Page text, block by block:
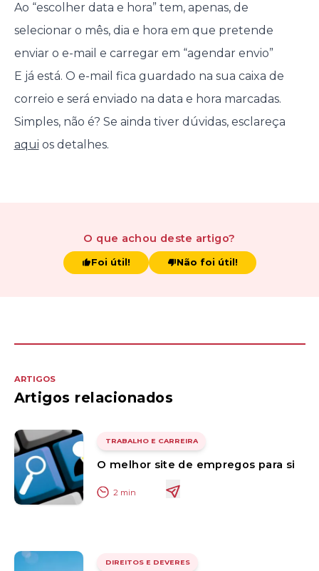
Ao “escolher data e hora” tem, apenas, de
selecionar o mês, dia e hora em que pretende
enviar o e-mail e carregar em “agendar envio”
E já está. O e-mail fica guardado na sua caixa de
correio e será enviado na data e hora marcadas.
Simples, não é? Se ainda tiver dúvidas, esclareça
aqui os detalhes.
O que achou deste artigo?
Foi útil! Não foi útil!
ARTIGOS
Artigos relacionados
TRABALHO E CARREIRA
O melhor site de empregos para si
2 min
DIREITOS E DEVERES